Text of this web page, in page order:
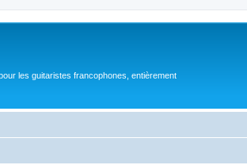
les guitaristes francophones, entièrement